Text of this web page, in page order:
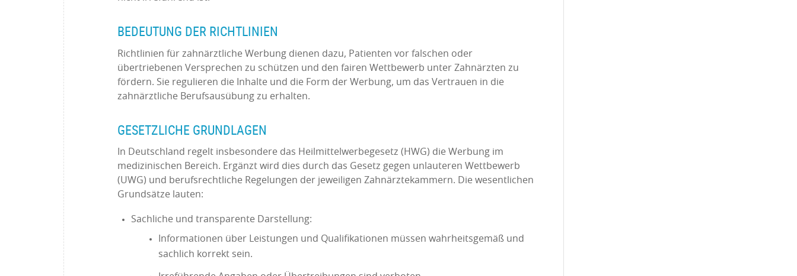
BEDEUTUNG DER RICHTLINIEN
Richtlinien für zahnärztliche Werbung dienen dazu, Patienten vor falschen oder
übertriebenen Versprechen zu schützen und den fairen Wettbewerb unter Zahnärzten zu
fördern. Sie regulieren die Inhalte und die Form der Werbung, um das Vertrauen in die
zahnärztliche Berufsausübung zu erhalten.
GESETZLICHE GRUNDLAGEN
In Deutschland regelt insbesondere das Heilmittelwerbegesetz (HWG) die Werbung im
medizinischen Bereich. Ergänzt wird dies durch das Gesetz gegen unlauteren Wettbewerb
(UWG) und berufsrechtliche Regelungen der jeweiligen Zahnärztekammern. Die wesentlichen
Grundsätze lauten:
Sachliche und transparente Darstellung:
Informationen über Leistungen und Qualifikationen müssen wahrheitsgemäß und
sachlich korrekt sein.